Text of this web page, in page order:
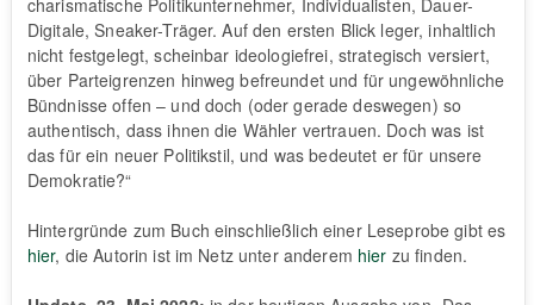
Digitale, Sneaker-Träger. Auf den ersten Blick leger, inhaltlich
nicht festgelegt, scheinbar ideologiefrei, strategisch versiert,
über Parteigrenzen hinweg befreundet und für ungewöhnliche
Bündnisse offen – und doch (oder gerade deswegen) so
authentisch, dass ihnen die Wähler vertrauen. Doch was ist
das für ein neuer Politikstil, und was bedeutet er für unsere
Demokratie?“
Hintergründe zum Buch einschließlich einer Leseprobe gibt es
hier, die Autorin ist im Netz unter anderem hier zu finden.